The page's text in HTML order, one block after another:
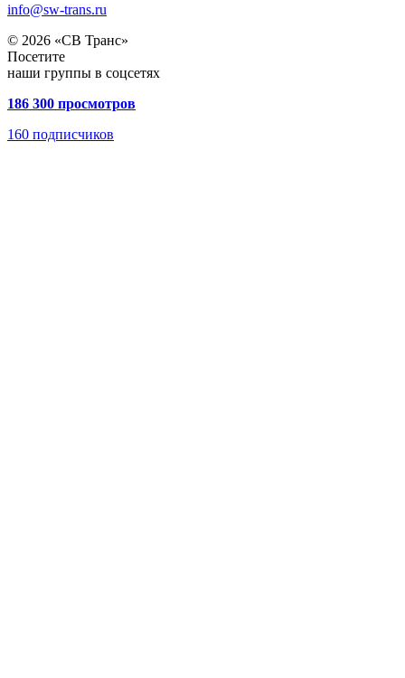
info@sw-trans.ru
© 2026 «СВ Транс»
Посетите
наши группы в соцсетях
186 300 просмотров
160 подписчиков